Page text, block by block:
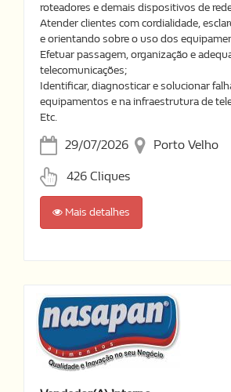
roteadores e demais dispositivos de
Atender clientes com cordialidade,
e orientando sobre o uso dos
Efetuar passagem, organização e
telecomunicações;
Identificar, diagnosticar e solucionar
equipamentos e na infraestrutura de
Etc.
29/07/2026 Porto Velho
426 Cliques
Mais detalhes